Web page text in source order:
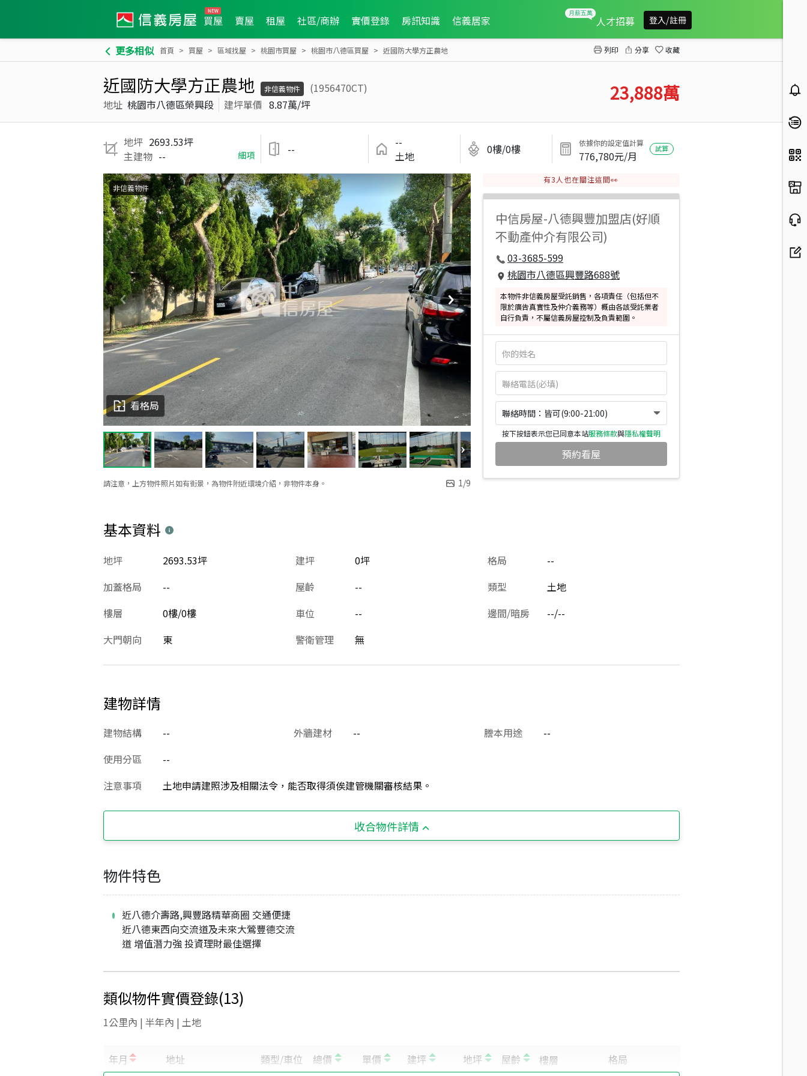
買屋 賣屋 租屋 社區/商辦 實價登錄 房訊知識 信義居家 人才招募 登入/註冊
更多相似 首頁 買屋 區域找屋 桃園市買屋 桃園市八德區買屋 近國防大學方正農地 列印 分享 收藏
近國防大學方正農地 非信義物件
(1956470CT)
地址 桃園市八德區榮興段 建坪單價 8.87萬/坪 23,888萬
地坪 2693.53坪
主建物 -- 細項 --
--
土地
0樓/0樓 依據你的設定值計算
776,780元/月
試算
請注意，上方物件照片如有街景，為物件附近環境介紹，非物件本身。 1/9
看格局
非信義物件
有3 人也在關注這間👀
中信房屋-八德興豐加盟店(好順
不動產仲介有限公司)
03-3685-599
桃園市八德區興豐路688號
本物件非信義房屋受託銷售，各項責任（包括但不
限於廣告真實性及仲介義務等）概由各該受託業者
自行負責，不屬信義房屋控制及負責範圍。
聯絡時間：皆可(9:00-21:00)
按下按鈕表示您已同意本站服務條款與隱私權聲明
預約看屋
基本資料
建坪 0坪
地坪 2693.53坪 格局
--
加蓋格局
-- 屋齡 -- 類型
土地
樓層
0樓/0樓 車位 -- 邊間/暗房
--/--
大門朝向
東 警衛管理 無
建物詳情
建物結構 -- 外牆建材 -- 謄本用途
--
使用分區
--
注意事項
土地申請建照涉及相關法令，能否取得須俟建管機關審核結果。
收合物件詳情
物件特色
近八德介壽路,興豐路精華商圈 交通便捷
近八德東西向交流道及未來大鶯豐德交流
道 增值潛力強 投資理財最佳選擇
類似物件實價登錄(13)
1公里內 | 半年內 | 土地